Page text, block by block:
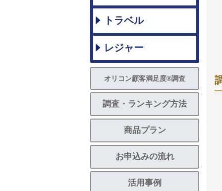
トラベル
レジャー
オリコン顧客満足度®調査
調査・ランキング方法
商品プラン
お申込みの流れ
活用事例